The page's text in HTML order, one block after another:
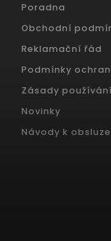
Poradna
Obchodní
Reklamační řád
Podmínky
Zásady
Novinky
Návody k